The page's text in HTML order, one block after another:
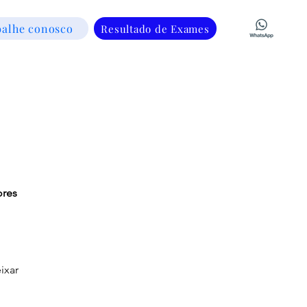
conosco Resultado de Exames